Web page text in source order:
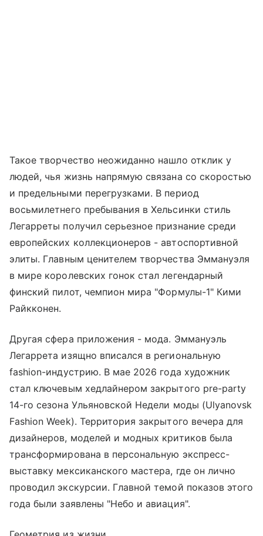
Такое творчество неожиданно нашло отклик у
людей, чья жизнь напрямую связана со скоростью
и предельными перегрузками. В период
восьмилетнего пребывания в Хельсинки стиль
Легарреты получил серьезное признание среди
европейских коллекционеров - автоспортивной
элиты. Главным ценителем творчества Эммануэля
в мире королевских гонок стал легендарный
финский пилот, чемпион мира "Формулы-1" Кими
Райкконен.
Другая сфера приложения - мода. Эммануэль
Легаррета изящно вписался в региональную
fashion-индустрию. В мае 2026 года художник
стал ключевым хедлайнером закрытого pre-party
14-го сезона Ульяновской Недели моды (Ulyanovsk
Fashion Week). Территория закрытого вечера для
дизайнеров, моделей и модных критиков была
трансформирована в персональную экспресс-
выставку мексиканского мастера, где он лично
проводил экскурсии. Главной темой показов этого
года были заявлены "Небо и авиация".